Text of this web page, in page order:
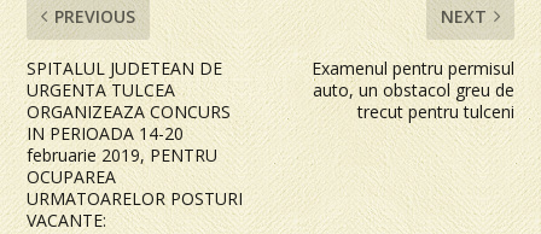
PREVIOUS
SPITALUL JUDETEAN DE
URGENTA TULCEA
ORGANIZEAZA CONCURS
IN PERIOADA 14-20
februarie 2019, PENTRU
OCUPAREA
URMATOARELOR POSTURI
VACANTE:
NEXT
Examenul pentru permisul
auto, un obstacol greu de
trecut pentru tulceni